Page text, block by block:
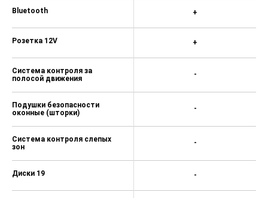
Bluetooth
Розетка 12V
Система контроля за
полосой движения
Подушки безопасности
оконные (шторки)
Система контроля слепых
зон
Диски 19
+
+
-
-
-
-